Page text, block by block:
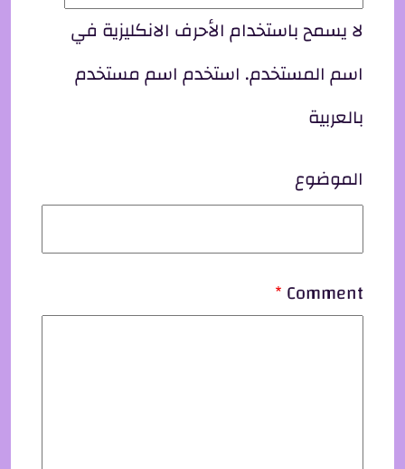
لا يسمح باستخدام الأحرف الانكليزية في
اسم المستخدم. استخدم اسم مستخدم
بالعربية
الموضوع
Comment